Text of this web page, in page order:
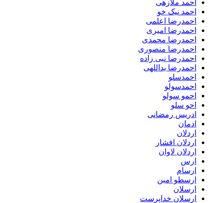
احمد ملازهی
احمد نیک خو
احمدرضا اعلمی
احمدرضا امیری
احمدرضا محمدی
احمدرضا منصوری
احمدرضا نبی زاده
احمدرضا یداللهی
احمدسلو
احمدسولو
احمو سولو
احو سلو
ادریس رمضانی
ادمان
اردلان
اردلان افشار
اردلان لاوان
ارس
ارسام
ارسطو امین
ارسلان
ارسلان خداپرست